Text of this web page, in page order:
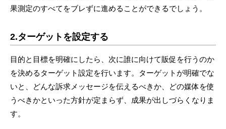
果測定のすべてをブレずに進めることができるでしょう。
2.ターゲットを設定する
目的と目標を明確にしたら、次に誰に向けて販促を行うのか
を決めるターゲット設定を行います。ターゲットが明確でな
いと、どんな訴求メッセージを伝えるべきか、どの媒体を使
うべきかといった方針が定まらず、成果が出しづらくなりま
す。